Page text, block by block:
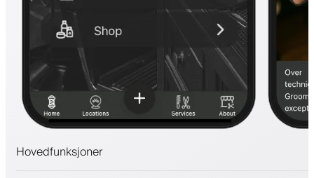
Hovedfunksjoner